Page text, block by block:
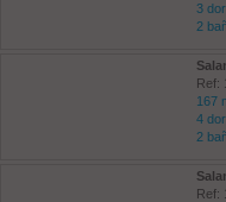
3
2
Ref:
167
4
2
Ref: